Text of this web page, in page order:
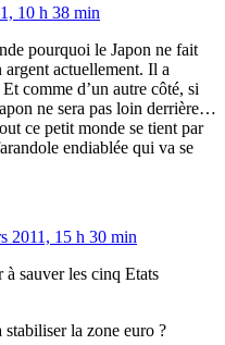
10 h 38 min
pourquoi le Japon ne fait
argent actuellement. Il a
comme d’un autre côté, si
ne sera pas loin derrière…
ce petit monde se tient par
endiablée qui va se
2011, 15 h 30 min
sauver les cinq Etats
la zone euro ?